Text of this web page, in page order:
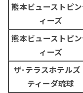
熊本ビューストピ
ィーズ
熊本ビューストピ
ィーズ
ザ･テラスホテルズ
ティーダ琉球